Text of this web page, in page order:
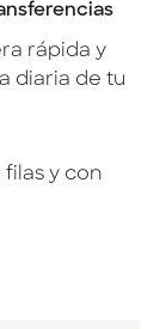
rápida y
diaria de tu
filas y con